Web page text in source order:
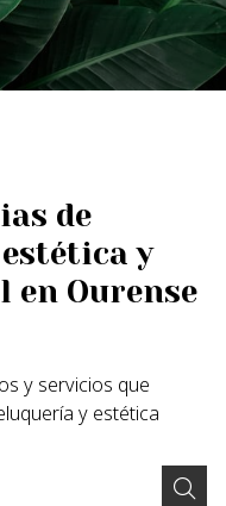
de
y
Ourense
y servicios que
y estética